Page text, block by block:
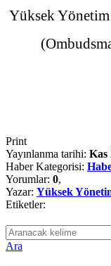
Yüksek
Print
Yayınlanma tarihi: Kas
Haber Kategorisi:
Yorumlar: 0,
Yazar: Yüksek
Etiketler:
Ara